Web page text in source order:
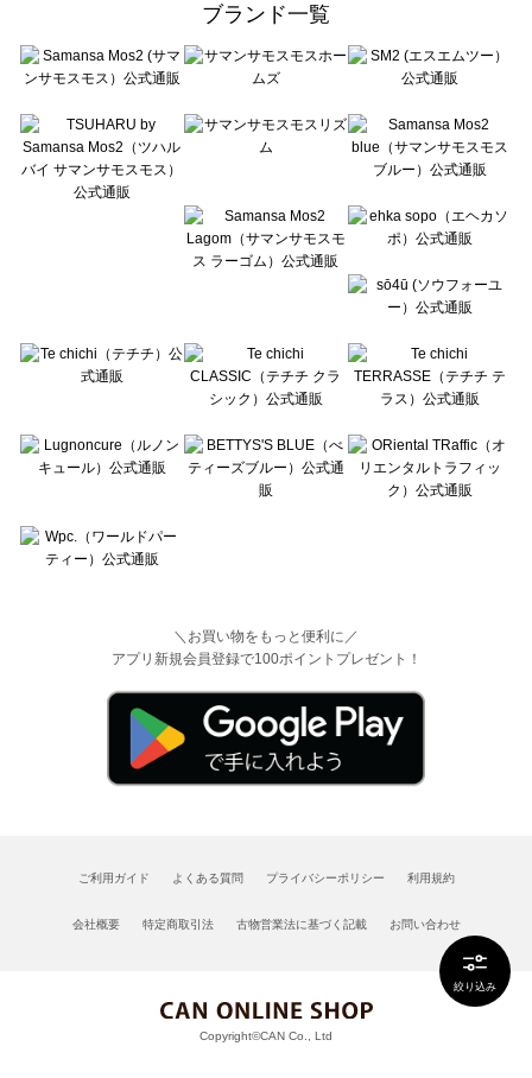
絞り込み
sō4ū（ソウフォーユー）のアクセサリー一覧
Te chichi（テチチ）のアクセサリー一覧
Te chichi CLASSIC（テチチ クラシック）のアクセサリー一覧
Lugnoncure（ルノンキュール）のアクセサリー一覧
BETTY'S BLUE（べティーズブルー）のアクセサリー一覧
Wpc.（ワールドパーティー）のアクセサリー一覧
ブランド一覧
＼お買い物をもっと便利に／
アプリ新規会員登録で100ポイントプレゼント！
ご利用ガイド よくある質問 プライバシーポリシー 利用規約
会社概要 特定商取引法 古物営業法に基づく記載 お問い合わせ
Copyright©CAN Co., Ltd